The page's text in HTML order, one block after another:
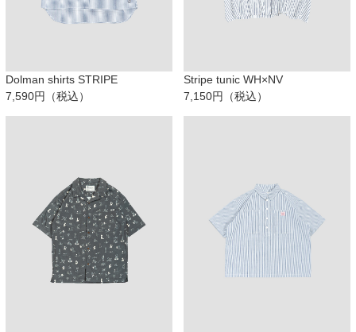
Dolman shirts STRIPE
7,590円（税込）
Stripe tunic WH×NV
7,150円（税込）